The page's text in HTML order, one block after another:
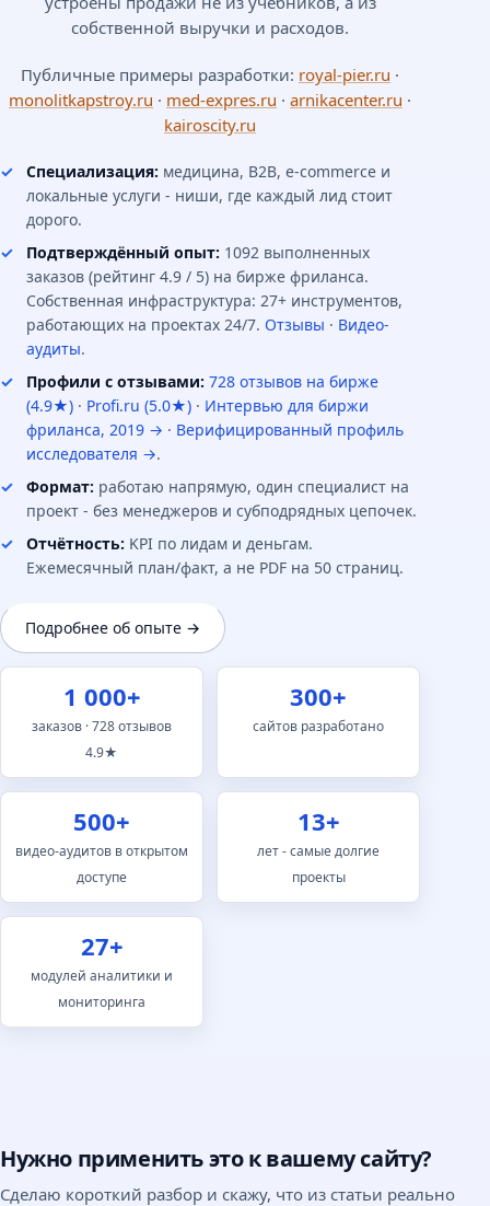
собственной выручки и расходов.
Публичные примеры разработки: royal-pier.ru ·
monolitkapstroy.ru · med-expres.ru · arnikacenter.ru ·
kairoscity.ru
Специализация: медицина, B2B, e-commerce и
локальные услуги - ниши, где каждый лид стоит
дорого.
Подтверждённый опыт: 1092 выполненных
заказов (рейтинг 4.9 / 5) на бирже фриланса.
Собственная инфраструктура: 27+ инструментов,
работающих на проектах 24/7. Отзывы · Видео-
аудиты.
Профили с отзывами: 728 отзывов на бирже
(4.9★) · Profi.ru (5.0★) · Интервью для биржи
фриланса, 2019 → · Верифицированный профиль
исследователя →.
Формат: работаю напрямую, один специалист на
проект - без менеджеров и субподрядных цепочек.
Отчётность: KPI по лидам и деньгам.
Ежемесячный план/факт, а не PDF на 50 страниц.
Подробнее об опыте →
1 000+
заказов · 728 отзывов
4.9★
300+
сайтов разработано
500+
видео-аудитов в открытом
доступе
13+
лет - самые долгие
проекты
27+
модулей аналитики и
мониторинга
Нужно применить это к вашему сайту?
Сделаю короткий разбор и скажу, что из статьи реально